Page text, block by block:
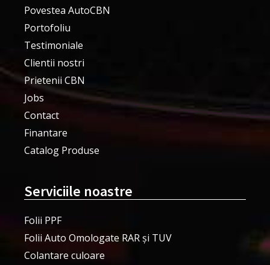
Povestea AutoCBN
Portofoliu
Testimoniale
Clientii nostri
Prietenii CBN
Jobs
Contact
Finantare
Catalog Produse
Serviciile noastre
Folii PPF
Folii Auto Omologate RAR și TUV
Colantare culoare